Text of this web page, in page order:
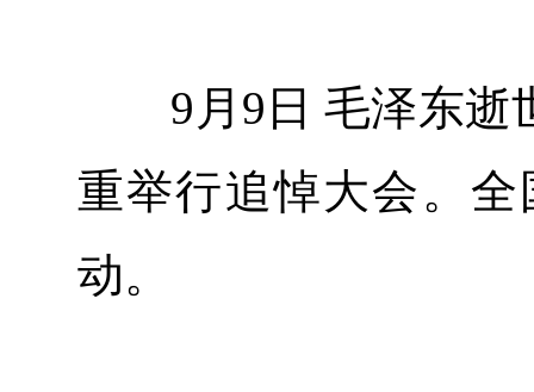
9月9日 毛泽东逝世
重举行追悼大会。
动。